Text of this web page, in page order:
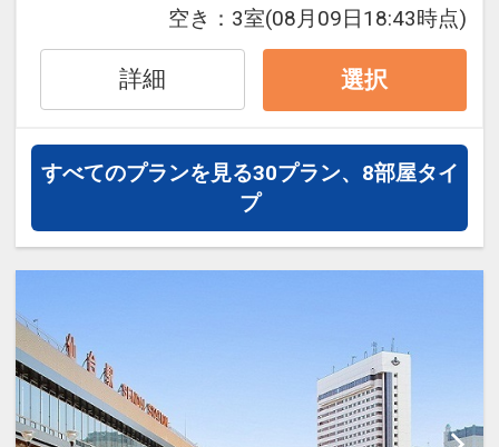
※宿泊期間中すべての日において人数・
氏名・客室タイプ・食事条件・プラン同
一であることが割引適用の条件となりま
す。
ーからお進みいただいた後表示される
「空室照会結果確認画面」でご確認くだ
さい。
インターネットコース番号：DP-1-
17326957
空き： 3室(08月09日18:43時点)
詳細 選択
すべてのプランを見る30プラン、8部屋タイ
プ